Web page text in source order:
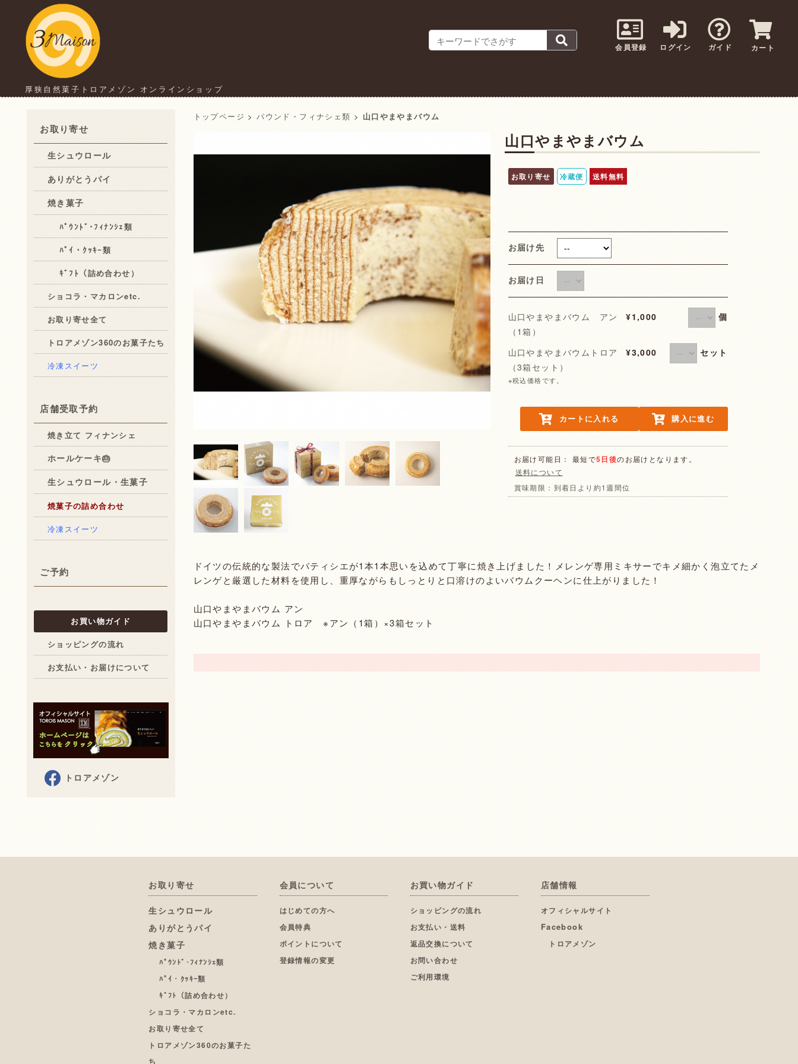
会員登録 ログイン ガイド カート
厚狭自然菓子トロアメゾン オンラインショップ
お取り寄せ
生シュウロール
ありがとうパイ
焼き菓子
ﾊﾟｳﾝﾄﾞ･ﾌｨﾅﾝｼｪ類
ﾊﾟｲ・ｸｯｷｰ類
ｷﾞﾌﾄ（詰め合わせ）
ショコラ・マカロンetc.
お取り寄せ全て
トロアメゾン360のお菓子たち
冷凍スイーツ
店舗受取予約
焼き立て フィナンシェ
ホールケーキ🎂
生シュウロール・生菓子
焼菓子の詰め合わせ
冷凍スイーツ
ご予約
お買い物ガイド
ショッピングの流れ
お支払い・お届けについて
トロアメゾン
トップページ >パウンド・フィナシェ類 > 山口やまやまバウム
山口やまやまバウム
お取り寄せ 冷蔵便 送料無料
お届け先
お届け日
山口やまやまバウム アン
（1箱）
¥1,000 個
山口やまやまバウムトロア
（3箱セット）
¥3,000 セット
※税込価格です。
カートに入れる 購入に進む
お届け可能日： 最短で5日後のお届けとなります。
送料について
賞味期限：到着日より約1週間位
ドイツの伝統的な製法でパティシエが1本1本思いを込めて丁寧に焼き上げました！メレンゲ専用ミキサーでキメ細かく泡立てたメ
レンゲと厳選した材料を使用し、重厚ながらもしっとりと口溶けのよいバウムクーヘンに仕上がりました！
山口やまやまバウム アン
山口やまやまバウム トロア ※アン（1箱）×3箱セット
お取り寄せ
生シュウロール
ありがとうパイ
焼き菓子
ﾊﾟｳﾝﾄﾞ･ﾌｨﾅﾝｼｪ類
ﾊﾟｲ・ｸｯｷｰ類
ｷﾞﾌﾄ（詰め合わせ）
ショコラ・マカロンetc.
お取り寄せ全て
トロアメゾン360のお菓子た
ち
会員について
はじめての方へ
会員特典
ポイントについて
登録情報の変更
お買い物ガイド
ショッピングの流れ
お支払い・送料
返品交換について
お問い合わせ
ご利用環境
店舗情報
オフィシャルサイト
Facebook
トロアメゾン